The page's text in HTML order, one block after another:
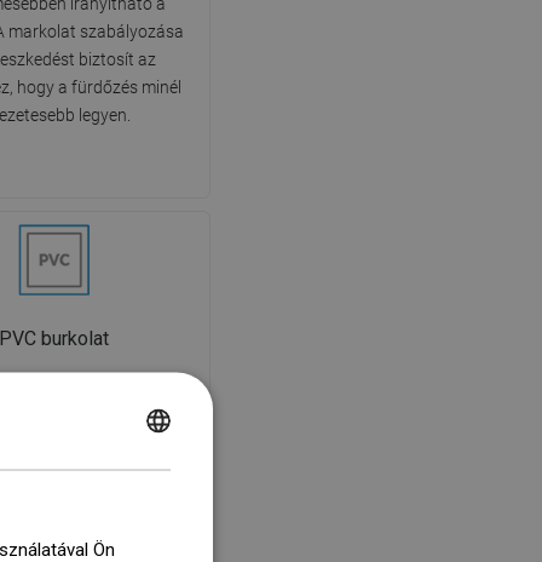
markolat szabályozása
biztosít az
hogy a fürdőzés minél
legyen.
PVC burkolat
PVC anyagból készült.
és puha, sima
Ön